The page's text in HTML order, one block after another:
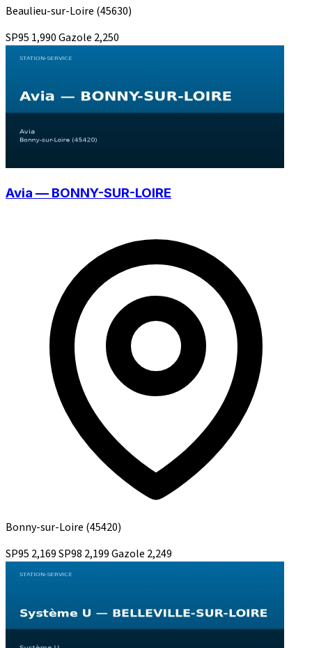
Beaulieu-sur-Loire (45630)
SP95 1,990Gazole 2,250
Avia — BONNY-SUR-LOIRE
Bonny-sur-Loire (45420)
SP95 2,169SP98 2,199Gazole 2,249